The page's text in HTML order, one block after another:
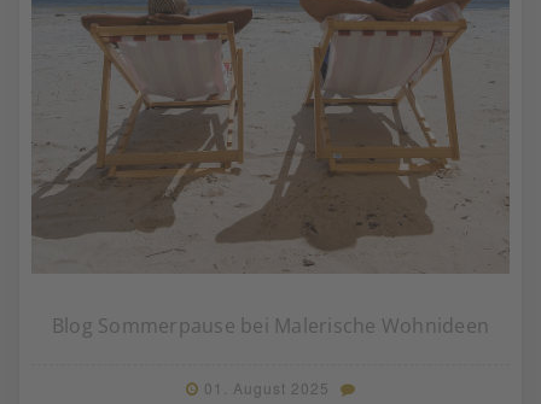
Blog Sommerpause bei Malerische Wohnideen
01. August 2025